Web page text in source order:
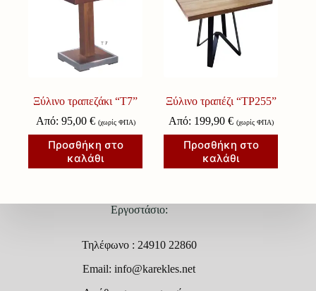
Ξύλινο τραπεζάκι “Τ7”
Από: 95,00 € (χωρίς ΦΠΑ)
Προσθήκη στο
καλάθι
Ξύλινο τραπέζι “ΤΡ255”
Από: 199,90 € (χωρίς ΦΠΑ)
Προσθήκη στο
καλάθι
Εργοστάσιο:
Τηλέφωνο : 24910 22860
Email: info@karekles.net